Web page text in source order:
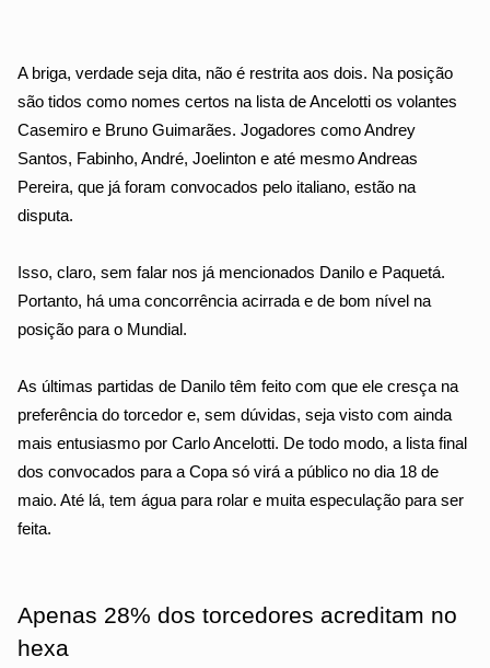
A briga, verdade seja dita, não é restrita aos dois. Na posição
são tidos como nomes certos na lista de Ancelotti os volantes
Casemiro e Bruno Guimarães. Jogadores como Andrey
Santos, Fabinho, André, Joelinton e até mesmo Andreas
Pereira, que já foram convocados pelo italiano, estão na
disputa.
Isso, claro, sem falar nos já mencionados Danilo e Paquetá.
Portanto, há uma concorrência acirrada e de bom nível na
posição para o Mundial.
As últimas partidas de Danilo têm feito com que ele cresça na
preferência do torcedor e, sem dúvidas, seja visto com ainda
mais entusiasmo por Carlo Ancelotti. De todo modo, a lista final
dos convocados para a Copa só virá a público no dia 18 de
maio. Até lá, tem água para rolar e muita especulação para ser
feita.
Apenas 28% dos torcedores acreditam no
hexa